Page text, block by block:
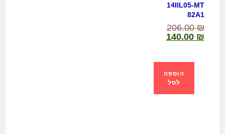
14IIL05-MT
82A1
206.00₪
140.00 ₪
הוספה
לסל